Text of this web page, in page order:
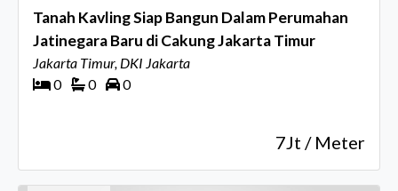
Tanah Kavling Siap Bangun Dalam Perumahan
Jatinegara Baru di Cakung Jakarta Timur
Jakarta Timur, DKI Jakarta
0
0 0
7Jt / Meter